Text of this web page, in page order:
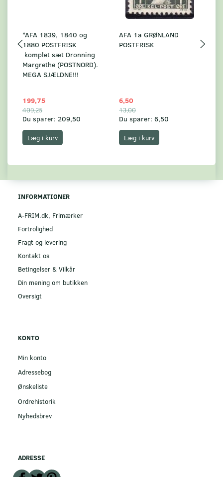
*AFA 1839, 1840 og
1880 POSTFRISK
komplet sæt Dronning
Margrethe (POSTNORD).
MEGA SJÆLDNE!!!
199,75
409,25
Du sparer: 209,50
Læg i kurv
AFA 1a GRØNLAND
POSTFRISK
6,50
13,00
Du sparer: 6,50
Læg i kurv
INFORMATIONER
A-FRIM.dk, Frimærker
Fortrolighed
Fragt og levering
Kontakt os
Betingelser & Vilkår
Din mening om butikken
Oversigt
KONTO
Min konto
Adressebog
Ønskeliste
Ordrehistorik
Nyhedsbrev
ADRESSE